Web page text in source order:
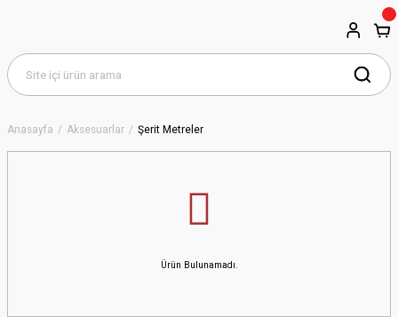
Anasayfa Aksesuarlar Şerit Metreler
Ürün Bulunamadı.